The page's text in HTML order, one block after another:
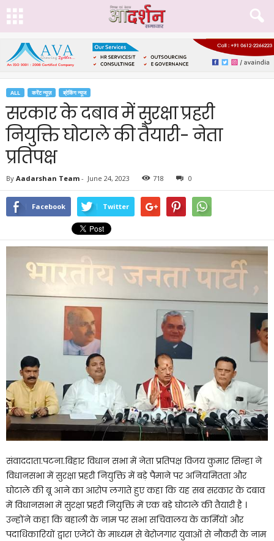
ALL करेंट न्यूज़ ब्रेकिंग न्यूज
सरकार के दबाव में सुरक्षा प्रहरी
नियुक्ति घोटाले की तैयारी- नेता
प्रतिपक्ष
By Aadarshan Team - June 24, 2023 718 0
Facebook Twitter
संवाददाता.पटना.बिहार विधान सभा में नेता प्रतिपक्ष विजय कुमार सिन्हा ने
विधानसभा में सुरक्षा प्रहरी नियुक्ति में बड़े पैमाने पर अनियमितता और
घोटाले की बू आने का आरोप लगाते हुए कहा कि यह सब सरकार के दबाव
में विधानसभा में सुरक्षा प्रहरी नियुक्ति में एक बड़े घोटाले की तैयारी है ।
उन्होंने कहा कि बहाली के नाम पर सभा सचिवालय के कर्मियों और
पदाधिकारियों द्वारा एजेंटों के माध्यम से बेरोजगार युवाओं से नौकरी के नाम